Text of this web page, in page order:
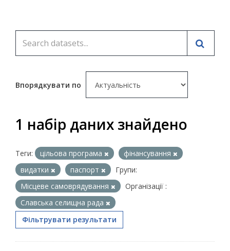
Впорядкувати по
1 набір даних знайдено
Теги: цільова програма
фінансування
видатки
паспорт
Групи:
Місцеве самоврядування
Організації :
Славська селищна рада
Фільтрувати результати